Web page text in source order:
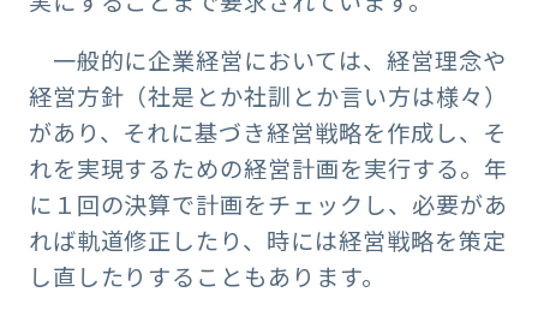
一般的に企業経営においては、経営理念や
経営方針（社是とか社訓とか言い方は様々）
があり、それに基づき経営戦略を作成し、そ
れを実現するための経営計画を実行する。年
に１回の決算で計画をチェックし、必要があ
れば軌道修正したり、時には経営戦略を策定
し直したりすることもあります。